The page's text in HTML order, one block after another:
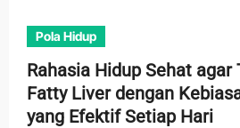
Pola Hidup
Rahasia Hidup Sehat agar
Fatty Liver dengan
yang Efektif Setiap Hari